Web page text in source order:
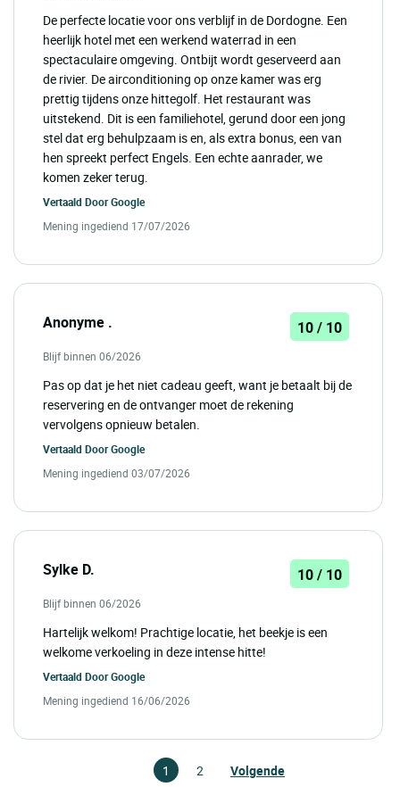
De perfecte locatie voor ons verblijf in de Dordogne. Een
heerlijk hotel met een werkend waterrad in een
spectaculaire omgeving. Ontbijt wordt geserveerd aan
de rivier. De airconditioning op onze kamer was erg
prettig tijdens onze hittegolf. Het restaurant was
uitstekend. Dit is een familiehotel, gerund door een jong
stel dat erg behulpzaam is en, als extra bonus, een van
hen spreekt perfect Engels. Een echte aanrader, we
komen zeker terug.
Vertaald DoorGoogle
Mening ingediend 17/07/2026
Anonyme . 10 / 10
Blijf binnen 06/2026
Pas op dat je het niet cadeau geeft, want je betaalt bij de
reservering en de ontvanger moet de rekening
vervolgens opnieuw betalen.
Vertaald DoorGoogle
Mening ingediend 03/07/2026
Sylke D. 10 / 10
Blijf binnen 06/2026
Hartelijk welkom! Prachtige locatie, het beekje is een
welkome verkoeling in deze intense hitte!
Vertaald DoorGoogle
Mening ingediend 16/06/2026
1 2 Volgende